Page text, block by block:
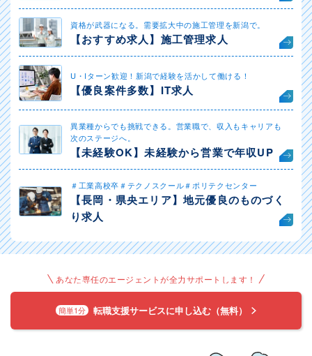
資格が武器になる。需要拡大中の施工管理を新潟で。
【おすすめ求人】施工管理求人
U・Iターン歓迎！新潟で経験を活かして働ける！
【優良案件多数】IT求人
異業種からでも挑戦できる。営業職で、収入もキャリアも
次のステージへ。
【未経験OK】未経験から営業で年収UP
＃工業高校卒＃テクノスクール＃ポリテクセンター
【長岡・県央エリア】地元優良のものづく
り求人
あなた専任のエージェントが全力サポートします！
簡単1分 転職支援サービスに申し込む（無料）